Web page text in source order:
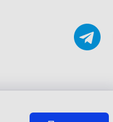
законами и